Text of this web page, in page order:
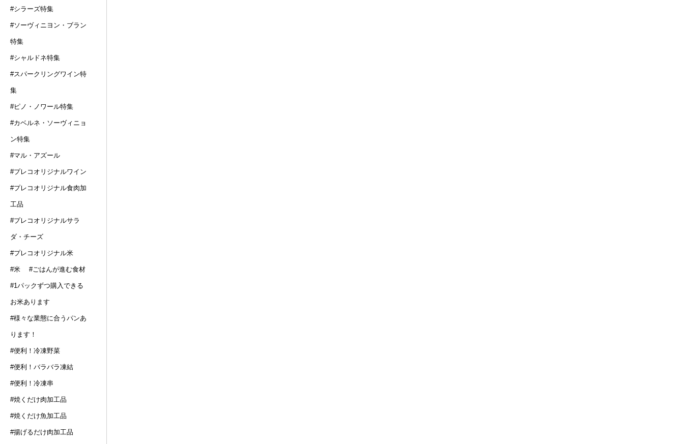
#シラーズ特集
#ソーヴィニヨン・ブラン
特集
#シャルドネ特集
#スパークリングワイン特
集
#ピノ・ノワール特集
#カベルネ・ソーヴィニョ
ン特集
#マル・アズール
#プレコオリジナルワイン
#プレコオリジナル食肉加
工品
#プレコオリジナルサラ
ダ・チーズ
#プレコオリジナル米
#米 #ごはんが進む食材
#1パックずつ購入できる
お米あります
#様々な業態に合うパンあ
ります！
#便利！冷凍野菜
#便利！バラバラ凍結
#便利！冷凍串
#焼くだけ肉加工品
#焼くだけ魚加工品
#揚げるだけ肉加工品